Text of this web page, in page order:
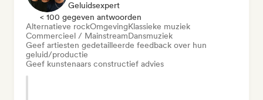
Geluidsexpert
< 100 gegeven antwoorden
Alternatieve rockOmgevingKlassieke muziek
Commercieel / MainstreamDansmuziek
Geef artiesten gedetailleerde feedback over hun
geluid/productie
Geef kunstenaars constructief advies